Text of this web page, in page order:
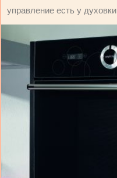
управление есть у духовки